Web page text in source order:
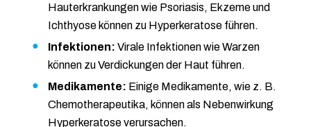
Hauterkrankungen wie Psoriasis, Ekzeme und
Ichthyose können zu Hyperkeratose führen.
Infektionen: Virale Infektionen wie Warzen
können zu Verdickungen der Haut führen.
Medikamente: Einige Medikamente, wie z. B.
Chemotherapeutika, können als Nebenwirkung
Hyperkeratose verursachen.